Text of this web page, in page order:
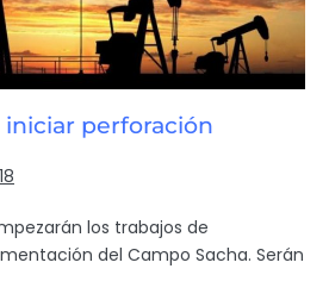
iniciar perforación
los trabajos de
del Campo Sacha. Serán